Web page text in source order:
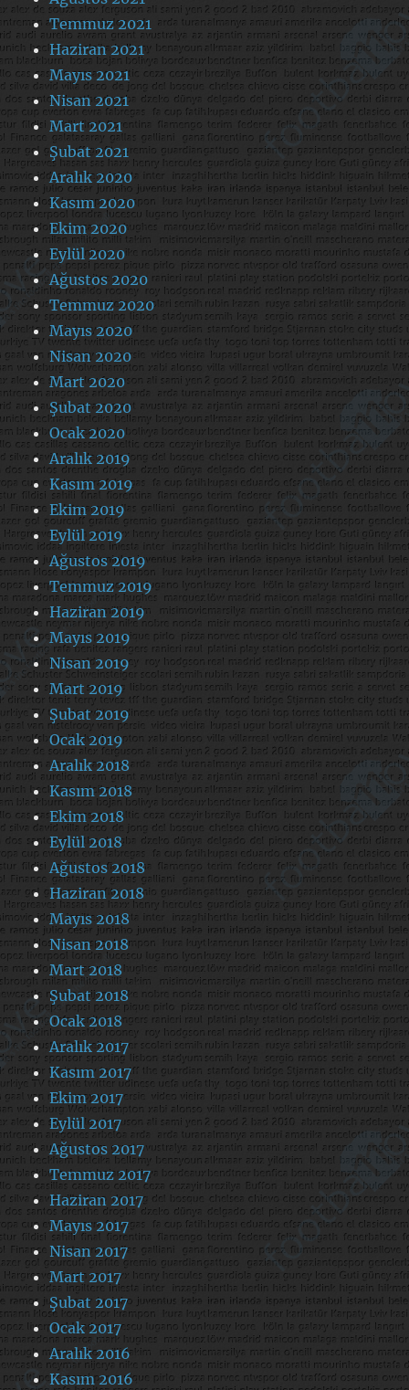
Temmuz 2021
Haziran 2021
Mayıs 2021
Nisan 2021
Mart 2021
Şubat 2021
Aralık 2020
Kasım 2020
Ekim 2020
Eylül 2020
Ağustos 2020
Temmuz 2020
Mayıs 2020
Nisan 2020
Mart 2020
Şubat 2020
Ocak 2020
Aralık 2019
Kasım 2019
Ekim 2019
Eylül 2019
Ağustos 2019
Temmuz 2019
Haziran 2019
Mayıs 2019
Nisan 2019
Mart 2019
Şubat 2019
Ocak 2019
Aralık 2018
Kasım 2018
Ekim 2018
Eylül 2018
Ağustos 2018
Haziran 2018
Mayıs 2018
Nisan 2018
Mart 2018
Şubat 2018
Ocak 2018
Aralık 2017
Kasım 2017
Ekim 2017
Eylül 2017
Ağustos 2017
Temmuz 2017
Haziran 2017
Mayıs 2017
Nisan 2017
Mart 2017
Şubat 2017
Ocak 2017
Aralık 2016
Kasım 2016